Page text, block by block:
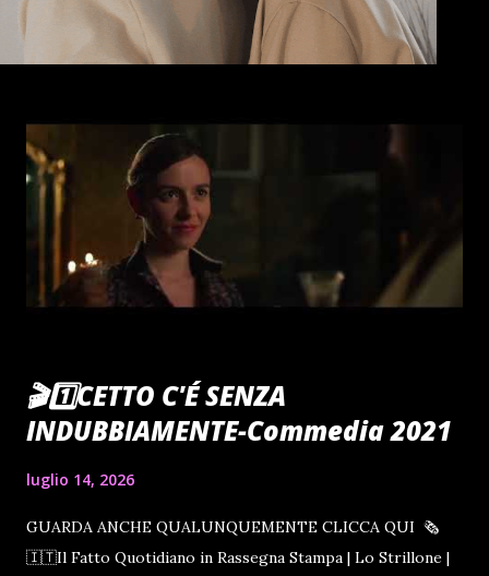
🎬1️⃣CETTO C'É SENZA
INDUBBIAMENTE-Commedia 2021
luglio 14, 2026
GUARDA ANCHE QUALUNQUEMENTE CLICCA QUI 🗞
🇮🇹Il Fatto Quotidiano in Rassegna Stampa | Lo Strillone |